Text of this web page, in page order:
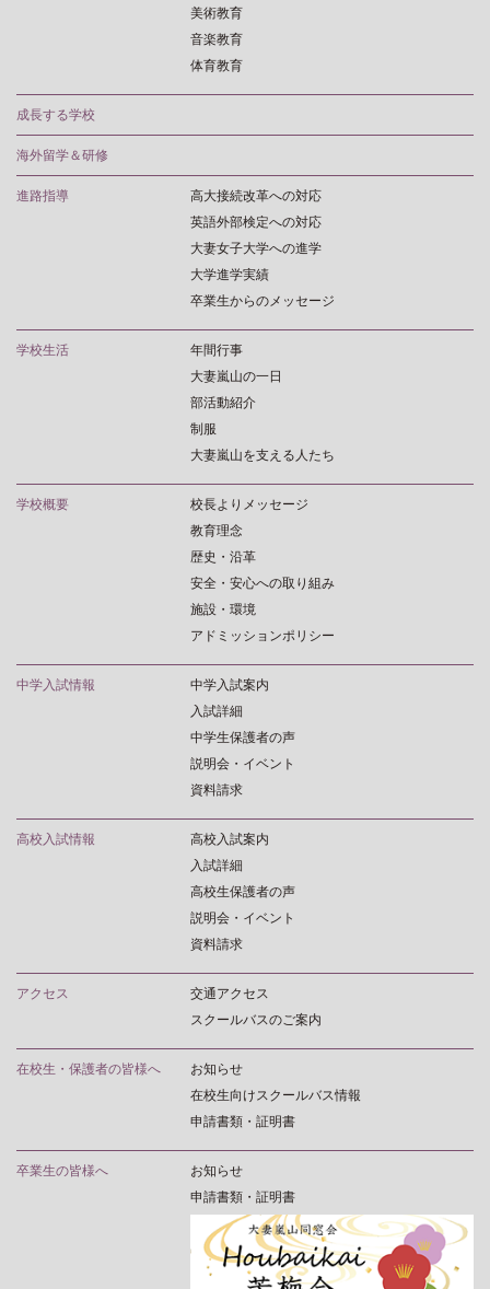
美術教育
音楽教育
体育教育
成長する学校
海外留学＆研修
進路指導
高大接続改革への対応
英語外部検定への対応
大妻女子大学への進学
大学進学実績
卒業生からのメッセージ
学校生活
年間行事
大妻嵐山の一日
部活動紹介
制服
大妻嵐山を支える人たち
学校概要
校長よりメッセージ
教育理念
歴史・沿革
安全・安心への取り組み
施設・環境
アドミッションポリシー
中学入試情報
中学入試案内
入試詳細
中学生保護者の声
説明会・イベント
資料請求
高校入試情報
高校入試案内
入試詳細
高校生保護者の声
説明会・イベント
資料請求
アクセス
交通アクセス
スクールバスのご案内
在校生・保護者の皆様へ
お知らせ
在校生向けスクールバス情報
申請書類・証明書
卒業生の皆様へ
お知らせ
申請書類・証明書